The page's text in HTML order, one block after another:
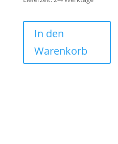
In den
Warenkorb